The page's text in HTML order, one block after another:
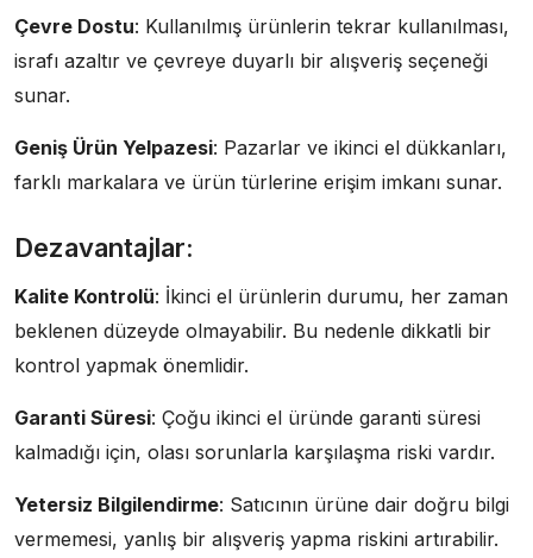
Çevre Dostu: Kullanılmış ürünlerin tekrar kullanılması,
israfı azaltır ve çevreye duyarlı bir alışveriş seçeneği
sunar.
Geniş Ürün Yelpazesi: Pazarlar ve ikinci el dükkanları,
farklı markalara ve ürün türlerine erişim imkanı sunar.
Dezavantajlar:
Kalite Kontrolü: İkinci el ürünlerin durumu, her zaman
beklenen düzeyde olmayabilir. Bu nedenle dikkatli bir
kontrol yapmak önemlidir.
Garanti Süresi: Çoğu ikinci el üründe garanti süresi
kalmadığı için, olası sorunlarla karşılaşma riski vardır.
Yetersiz Bilgilendirme: Satıcının ürüne dair doğru bilgi
vermemesi, yanlış bir alışveriş yapma riskini artırabilir.